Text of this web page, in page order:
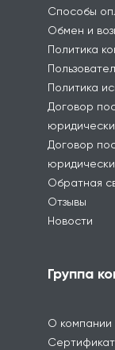
Способы
Обмен и
Политика
Политика
Договор
Договор
Обратная
Отзывы
Новости
Группа
О компании